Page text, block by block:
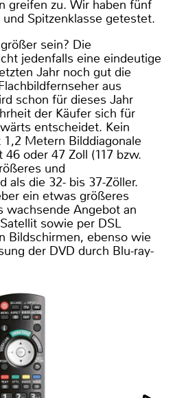
greifen zu. Wir haben fünf
Spitzenklasse getestet.
sein? Die
jedenfalls eine eindeutige
Jahr noch gut die
aus
schon für dieses Jahr
der Käufer sich für
entscheidet. Kein
Metern Bilddiagonale
oder 47 Zoll (117 bzw.
und
als die 32- bis 37-Zöller.
ein etwas größeres
wachsende Angebot an
sowie per DSL
Bildschirmen, ebenso wie
der DVD durch Blu-ray-